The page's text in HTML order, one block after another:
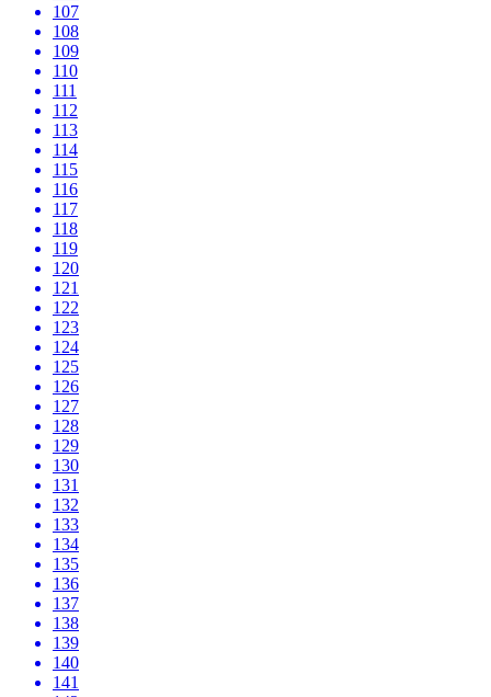
107
108
109
110
111
112
113
114
115
116
117
118
119
120
121
122
123
124
125
126
127
128
129
130
131
132
133
134
135
136
137
138
139
140
141